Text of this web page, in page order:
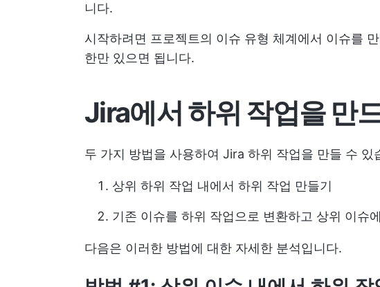
니다.
시작하려면 프로젝트의 이슈 유형 체계에서 이슈를
한만 있으면 됩니다.
Jira에서 하위 작업을 만
두 가지 방법을 사용하여 Jira 하위 작업을 만들 수 있
상위 하위 작업 내에서 하위 작업 만들기
기존 이슈를 하위 작업으로 변환하고 상위 이슈
다음은 이러한 방법에 대한 자세한 분석입니다.